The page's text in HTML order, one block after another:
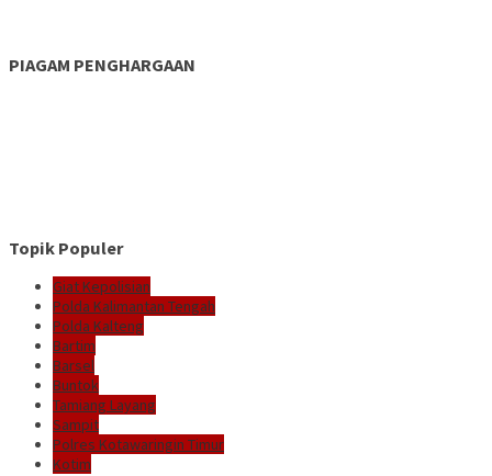
PIAGAM PENGHARGAAN
Topik Populer
Giat Kepolisian
Polda Kalimantan Tengah
Polda Kalteng
Bartim
Barsel
Buntok
Tamiang Layang
Sampit
Polres Kotawaringin Timur
Kotim